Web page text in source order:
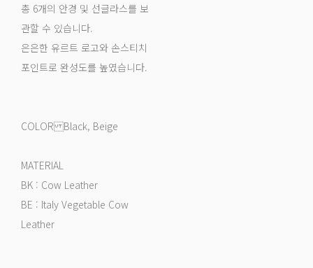
총 6개의 안경 및 선글라스를 보
관할 수 있습니다.
은은한 유르트 로고와 손스티치
포인트로 완성도를 높였습니다.
COLOR Black, Beige
MATERIAL
BK : Cow Leather
BE : Italy Vegetable Cow
Leather